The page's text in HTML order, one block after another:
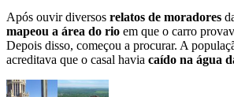
Após ouvir diversos relatos de moradores
mapeou a área do rio em que o carro
Depois disso, começou a procurar. A
acreditava que o casal havia caído na água